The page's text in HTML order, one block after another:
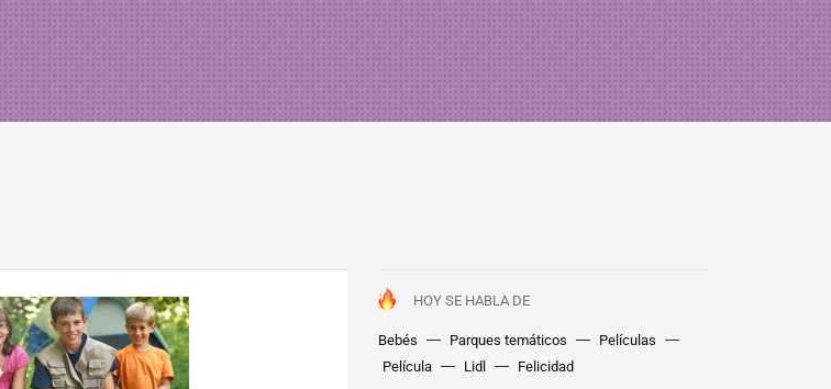
HOY SE HABLA DE
Bebés Parques temáticos
Películas
Película
Lidl Felicidad